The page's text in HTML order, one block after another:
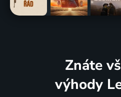
Znáte
výhody